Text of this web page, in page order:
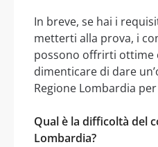
In breve, se hai i
metterti alla prova, i
possono offrirti ottime
dimenticare di dare
Regione Lombardia
Qual è la difficoltà del
Lombardia?